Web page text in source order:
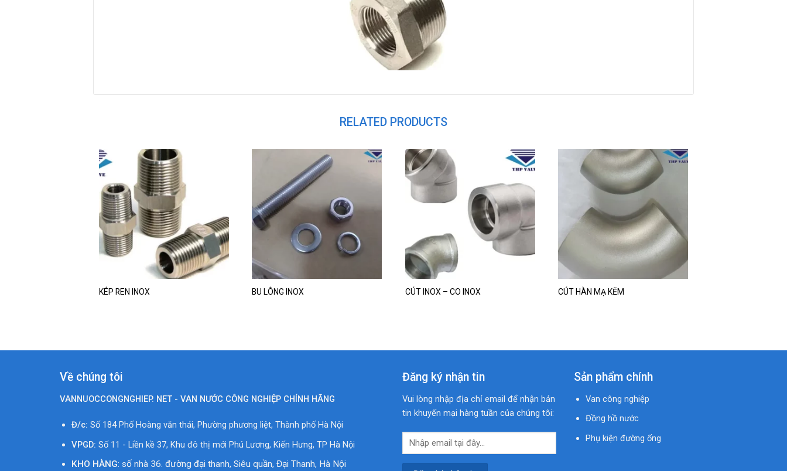
RELATED PRODUCTS
KÉP REN INOX
Add to
wishlist
BU LÔNG INOX
Add to
wishlist
CÚT INOX – CO INOX
Add to
wishlist
CÚT HÀN MẠ KẼM
Về chúng tôi
VANNUOCCONGNGHIEP. NET - VAN NƯỚC CÔNG NGHIỆP CHÍNH HÃNG
Đ/c: Số 184 Phố Hoàng văn thái, Phường phương liệt, Thành phố Hà Nội
VPGD: Số 11 - Liền kề 37, Khu đô thị mới Phú Lương, Kiến Hưng, TP Hà Nội
KHO HÀNG: số nhà 36. đường đại thanh, Siêu quần, Đại Thanh, Hà Nội
Đăng ký nhận tin
Vui lòng nhập địa chỉ email để nhận bản
tin khuyến mại hàng tuần của chúng tôi:
Sản phẩm chính
Van công nghiệp
Đồng hồ nước
Phụ kiện đường ống